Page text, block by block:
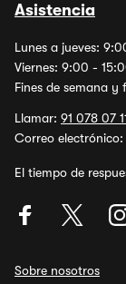
Asistencia
Lunes a jueves:
Viernes: 9:00 -
Fines de semana y
Llamar: 91 078 07
Correo electrónico:
El tiempo de
Sobre nosotros